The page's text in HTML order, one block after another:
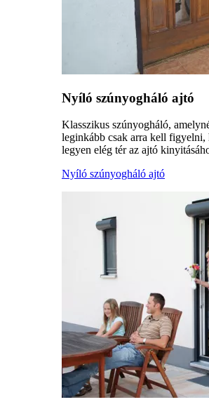
Nyíló szúnyogháló ajtó
Klasszikus szúnyogháló,
leginkább csak arra kell figyelni,
legyen elég tér az ajtó
Nyíló szúnyogháló ajtó